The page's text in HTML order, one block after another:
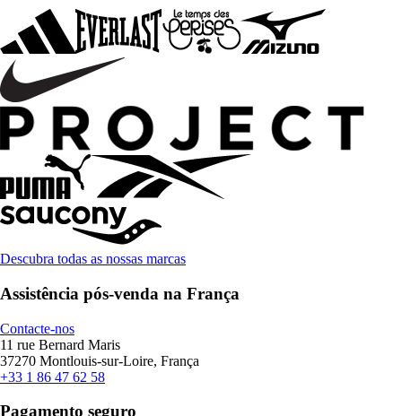
Descubra todas as nossas marcas
Assistência pós-venda na França
Contacte-nos
11 rue Bernard Maris
37270 Montlouis-sur-Loire, França
+33 1 86 47 62 58
Pagamento seguro